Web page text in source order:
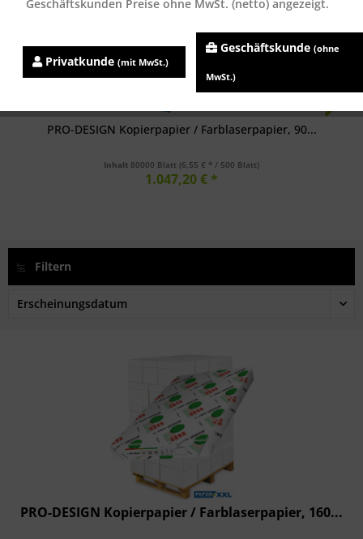
PRO-DESIGN Kopierpapier / Farblaserpapier, 90...
Inhalt 80000 Blatt (6,55 € * / 500 Blatt)
1.047,20 € *
Filtern
PRO-DESIGN Kopierpapier / Farblaserpapier, 160...
Geschäftskunden Preise ohne MwSt. (netto) angezeigt.
Privatkunde (mit MwSt.)
Geschäftskunde (ohne
MwSt.)